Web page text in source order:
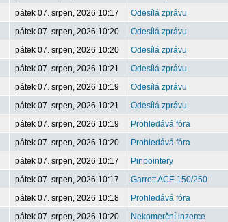
pátek 07. srpen, 2026 10:17
Odesílá zprávu
pátek 07. srpen, 2026 10:20
Odesílá zprávu
pátek 07. srpen, 2026 10:20
Odesílá zprávu
pátek 07. srpen, 2026 10:21
Odesílá zprávu
pátek 07. srpen, 2026 10:19
Odesílá zprávu
pátek 07. srpen, 2026 10:21
Odesílá zprávu
pátek 07. srpen, 2026 10:19
Prohledává fóra
pátek 07. srpen, 2026 10:20
Prohledává fóra
pátek 07. srpen, 2026 10:17
Pinpointery
pátek 07. srpen, 2026 10:17
Garrett ACE 150/250
pátek 07. srpen, 2026 10:18
Prohledává fóra
pátek 07. srpen, 2026 10:20 Nekomerční inzerce